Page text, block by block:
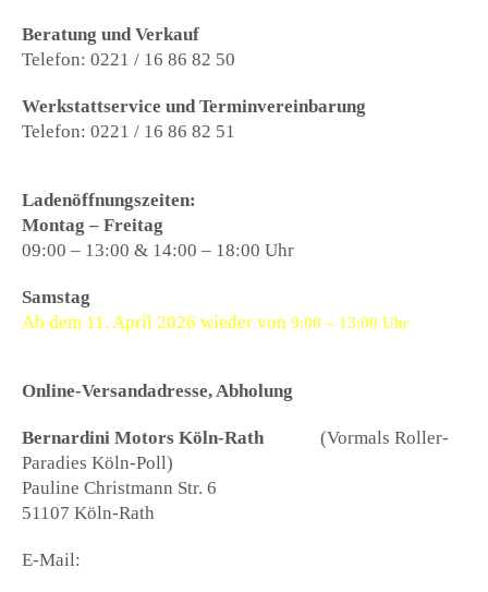
Beratung und Verkauf
Telefon: 0221 / 16 86 82 50
Werkstattservice und Terminvereinbarung
Telefon: 0221 / 16 86 82 51
Ladenöffnungszeiten:
Montag – Freitag
09:00 – 13:00 & 14:00 – 18:00 Uhr
Samstag
Ab dem 11. April 2026 wieder von 9:00 – 13:00 Uhr
Online-Versandadresse, Abholung
Bernardini Motors Köln-Rath (Vormals Roller-
Paradies Köln-Poll)
Pauline Christmann Str. 6
51107 Köln-Rath
E-Mail: